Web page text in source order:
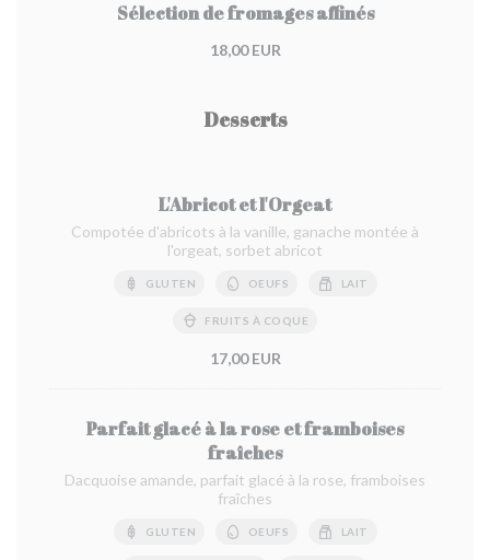
Sélection de fromages affinés
18,00 EUR
Desserts
L'Abricot et l'Orgeat
Compotée d'abricots à la vanille, ganache montée à
l'orgeat, sorbet abricot
GLUTEN OEUFS LAIT
FRUITS À COQUE
17,00 EUR
Parfait glacé à la rose et framboises
fraîches
Dacquoise amande, parfait glacé à la rose, framboises
fraîches
GLUTEN OEUFS LAIT